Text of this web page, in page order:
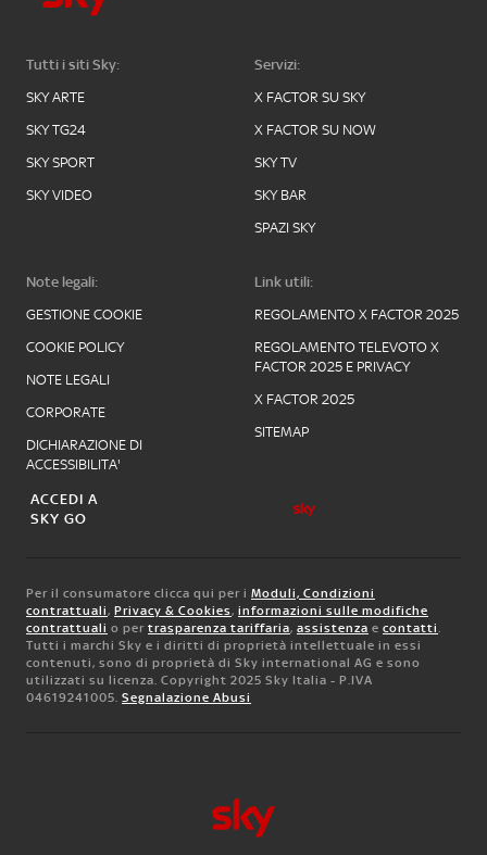
Tutti i siti Sky:
SKY ARTE
SKY TG24
SKY SPORT
SKY VIDEO
Servizi:
X FACTOR SU SKY
X FACTOR SU NOW
SKY TV
SKY BAR
SPAZI SKY
Note legali:
GESTIONE COOKIE
COOKIE POLICY
NOTE LEGALI
CORPORATE
DICHIARAZIONE DI
ACCESSIBILITA'
Link utili:
REGOLAMENTO X FACTOR 2025
REGOLAMENTO TELEVOTO X
FACTOR 2025 E PRIVACY
X FACTOR 2025
SITEMAP
ACCEDI A
SKY GO
Per il consumatore clicca qui per i Moduli, Condizioni
contrattuali, Privacy & Cookies, informazioni sulle modifiche
contrattuali o per trasparenza tariffaria, assistenza e contatti.
Tutti i marchi Sky e i diritti di proprietà intellettuale in essi
contenuti, sono di proprietà di Sky international AG e sono
utilizzati su licenza. Copyright 2025 Sky Italia - P.IVA
04619241005. Segnalazione Abusi